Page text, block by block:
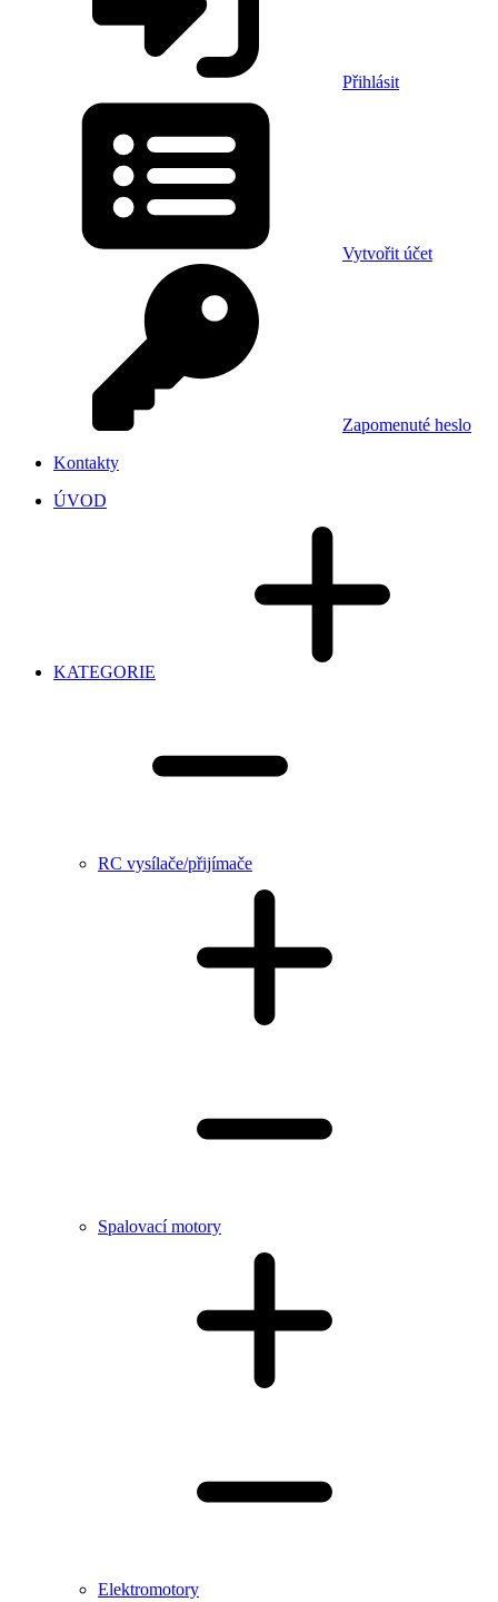
Přihlásit
Vytvořit účet
Zapomenuté heslo
Kontakty
ÚVOD
KATEGORIE
RC vysílače/přijímače
Spalovací motory
Elektromotory